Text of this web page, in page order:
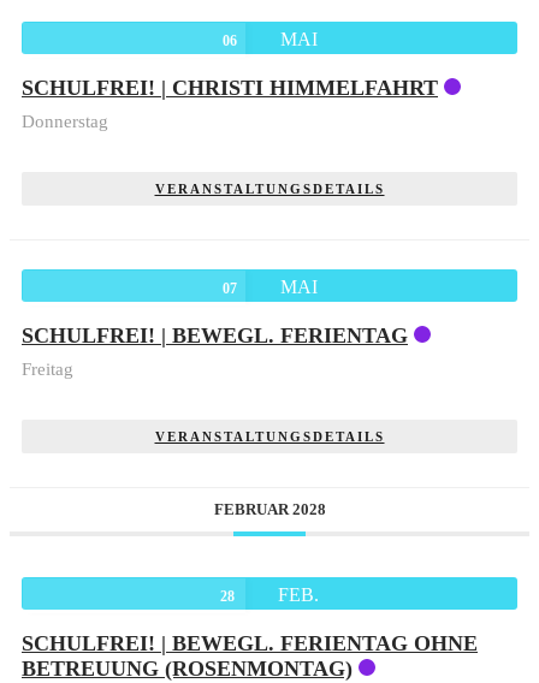
06 MAI
SCHULFREI! | CHRISTI HIMMELFAHRT
Donnerstag
VERANSTALTUNGSDETAILS
07 MAI
SCHULFREI! | BEWEGL. FERIENTAG
Freitag
VERANSTALTUNGSDETAILS
FEBRUAR 2028
28 FEB.
SCHULFREI! | BEWEGL. FERIENTAG OHNE
BETREUUNG (ROSENMONTAG)